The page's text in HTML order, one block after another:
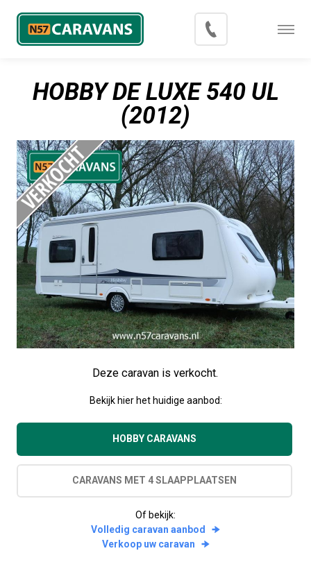
HOBBY DE LUXE 540 UL
(2012)
Deze caravan is verkocht.
Bekijk hier het huidige aanbod:
HOBBY CARAVANS
CARAVANS MET 4 SLAAPPLAATSEN
Of bekijk:
Volledig caravan aanbod
Verkoop uw caravan
Menu
Inkoop
Export
Contact
Over N57 Caravans